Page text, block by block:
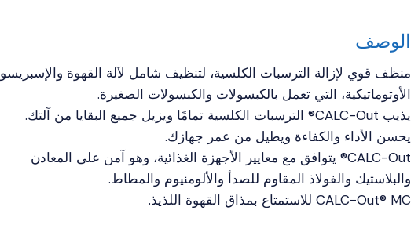
الوصف
منظف قوي لإزالة الترسبات الكلسية، لتنظيف شامل لآلة القهوة والإسبريسو
الأوتوماتيكية، التي تعمل بالكبسولات والكبسولات الصغيرة.
يذيب CALC-Out® الترسبات الكلسية تمامًا ويزيل جميع البقايا من آلتك.
يحسن الأداء والكفاءة ويطيل من عمر جهازك.
CALC-Out® يتوافق مع معايير الأجهزة الغذائية، وهو آمن على المعادن
والبلاستيك والفولاذ المقاوم للصدأ والألومنيوم والمطاط.
CALC-Out® MC للاستمتاع بمذاق القهوة اللذيذ.